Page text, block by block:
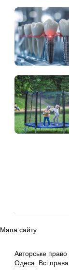
Мапа сайту
Авторське
Одеса.
Всі